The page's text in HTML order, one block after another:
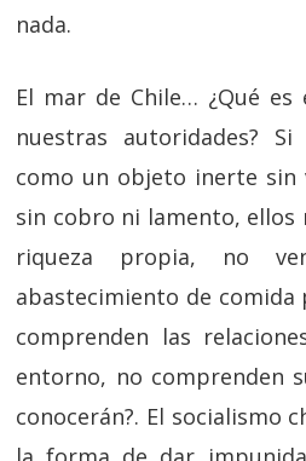
nada.
El mar de Chile… ¿Qué
nuestras autoridades?
como un objeto inerte sin
sin cobro ni lamento, ellos
riqueza propia, no
abastecimiento de comida
comprenden las
entorno, no comprenden
conocerán?. El socialismo